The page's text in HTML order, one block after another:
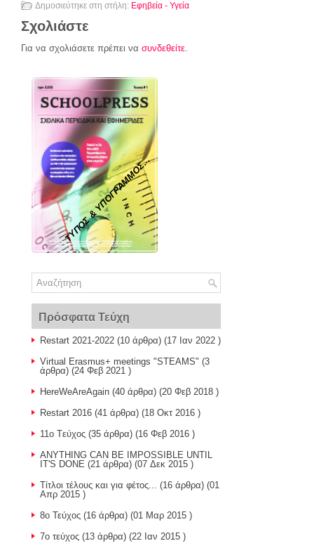
Δημοσιεύτηκε στη στήλη: Εφηβεία - Υγεία
Σχολιάστε
Για να σχολιάσετε πρέπει να συνδεθείτε.
ΤΥΠΟΣ & ΥΠΟΓΡΑΜΜΟΣ...
Πρόσφατα Τεύχη
Restart 2021-2022 (10 άρθρα) (17 Ιαν 2022 )
Virtual Erasmus+ meetings "STEAMS" (3
άρθρα) (24 Φεβ 2021 )
HereWeAreAgain (40 άρθρα) (20 Φεβ 2018 )
Restart 2016 (41 άρθρα) (18 Οκτ 2016 )
11o Tεύχος (35 άρθρα) (16 Φεβ 2016 )
ANYTHING CAN BE IMPOSSIBLE UNTIL
IT'S DONE (21 άρθρα) (07 Δεκ 2015 )
Τίτλοι τέλους και για φέτος... (16 άρθρα) (01
Απρ 2015 )
8o Τεύχος (16 άρθρα) (01 Μαρ 2015 )
7o τεύχος (13 άρθρα) (22 Ιαν 2015 )